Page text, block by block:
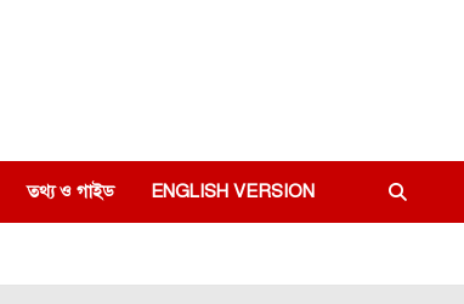
তথ্য ও গাইড ENGLISH VERSION